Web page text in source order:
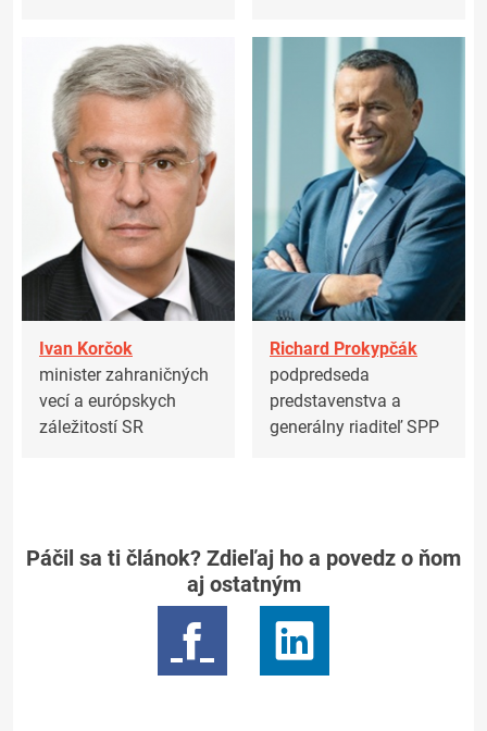
Ivan Korčok
minister zahraničných
vecí a európskych
záležitostí SR
Richard Prokypčák
podpredseda
predstavenstva a
generálny riaditeľ SPP
Páčil sa ti článok? Zdieľaj ho a povedz o ňom
aj ostatným